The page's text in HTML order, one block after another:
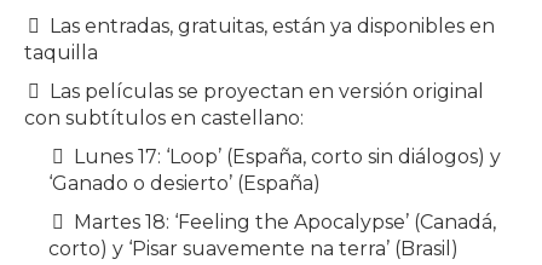
Las entradas, gratuitas, están ya disponibles en
taquilla
Las películas se proyectan en versión original
con subtítulos en castellano:
Lunes 17: ‘Loop’ (España, corto sin diálogos) y
‘Ganado o desierto’ (España)
Martes 18: ‘Feeling the Apocalypse’ (Canadá,
corto) y ‘Pisar suavemente na terra’ (Brasil)